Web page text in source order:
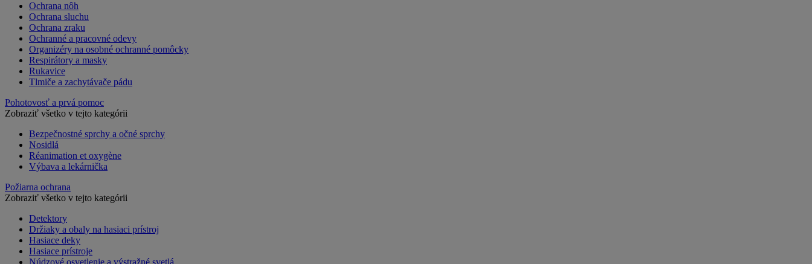
Ochrana nôh
Ochrana sluchu
Ochrana zraku
Ochranné a pracovné odevy
Organizéry na osobné ochranné pomôcky
Respirátory a masky
Rukavice
Tlmiče a zachytávače pádu
Pohotovosť a prvá pomoc
Zobraziť všetko v tejto kategórii
Bezpečnostné sprchy a očné sprchy
Nosidlá
Réanimation et oxygène
Výbava a lekárnička
Požiarna ochrana
Zobraziť všetko v tejto kategórii
Detektory
Držiaky a obaly na hasiaci prístroj
Hasiace deky
Hasiace prístroje